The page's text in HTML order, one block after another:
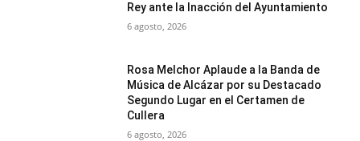
Rey ante la Inacción del Ayuntamiento
6 agosto, 2026
Rosa Melchor Aplaude a la Banda de
Música de Alcázar por su Destacado
Segundo Lugar en el Certamen de
Cullera
6 agosto, 2026